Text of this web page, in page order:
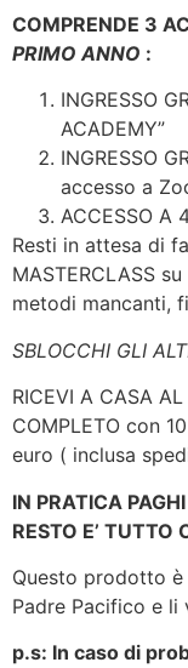
COMPRENDE 3
PRIMO ANNO :
INGRESSO
ACADEMY”
INGRESSO
accesso a
ACCESSO A
Resti in attesa di
MASTERCLASS
metodi mancanti,
SBLOCCHI GLI
RICEVI A CASA AL
COMPLETO con
euro ( inclusa
IN PRATICA
RESTO E’ TUTTO
Questo prodotto
Padre Pacifico e li
p.s: In caso di